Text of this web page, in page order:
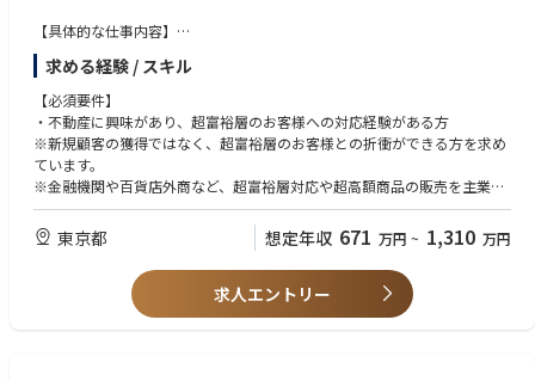
【具体的な仕事内容】
・都心エリアの超高額物件の商品企画、販売
└まずはこちらの業務をお任せします
・リゾート/ホテルコンドミニアムの商品企画、販売
・超富裕層のお客様への継続的な情報提供および関係構築
・既分譲物件におけるアフターサービスや定期メンテナンス窓口
・協定先企業の窓口業務
└協定先企業との同行営業もあり、BtoCだけではなくBtoBにおいても信
※ご入社直後は、弊社ブランドの理解および新築分譲営業の習得のため、
一定期間、他の住宅営業部に配属となる可能性があります。また、将来的
には物件販売業務の責任者や総合職として他部署への異動の可能性もござ
求める経験 / スキル
【必須要件】
・不動産に興味があり、超富裕層のお客様への対応経験がある方
※新規顧客の獲得ではなく、超富裕層のお客様との折衝ができる方を求め
ています。
※金融機関や百貨店外商など、超富裕層対応や超高額商品の販売を主業務
とされていた方については、不動産営業の経験は問いません。
【歓迎要件】
・同業界でのご経験がある方（分譲事業に限らず、収益不動産等のソリュ
ーション営業など）
東京都 想定年収 671 万円 ~ 1,310 万円
求人エントリー